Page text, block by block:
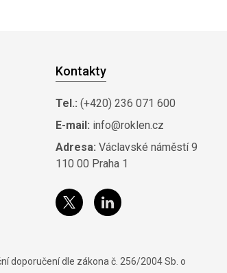
Kontakty
Tel.: (+420) 236 071 600
E-mail: info@roklen.cz
Adresa: Václavské náměstí 9
110 00 Praha 1
doporučení dle zákona č. 256/2004 Sb. o